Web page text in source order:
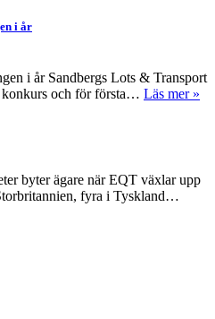
i år
i år Sandbergs Lots & Transport
konkurs och för första… Läs mer »
byter ägare när EQT växlar upp
fyra i Tyskland…